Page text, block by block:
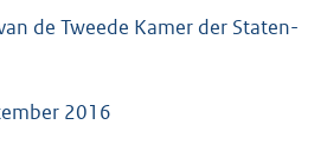
b
de Tweede Kamer der Staten-
2016